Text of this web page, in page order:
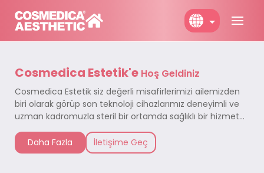
Türkçe
Deutch
Cosmedica Estetik'e Hoş Geldiniz
Cosmedica Estetik siz değerli misafirlerimizi ailemizden
biri olarak görüp son teknoloji cihazlarımız deneyimli ve
uzman kadromuzla steril bir ortamda sağlıklı bir hizmet
almanız için sizleri Cosmedica Estetik'e bekliyoruz.
Daha Fazla
İletişime Geç